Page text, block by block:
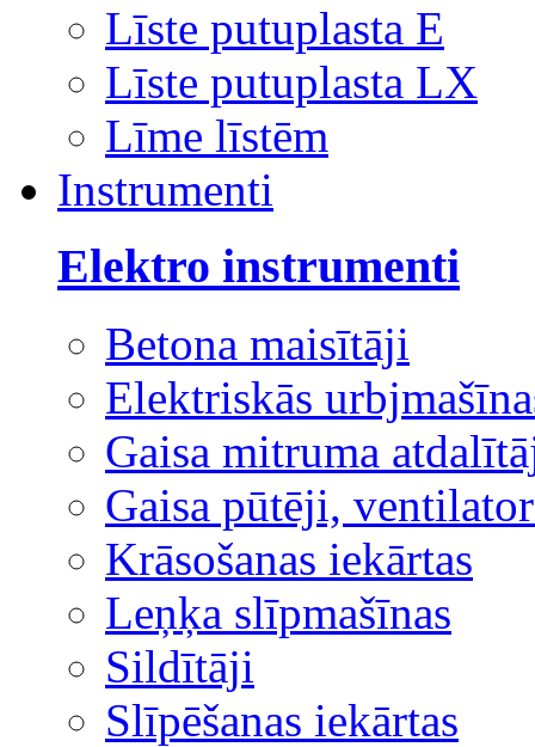
Līste putuplasta E
Līste putuplasta LX
Līme līstēm
Instrumenti
Elektro instrumenti
Betona maisītāji
Elektriskās
Gaisa mitruma
Gaisa pūtēji,
Krāsošanas iekārtas
Leņķa slīpmašīnas
Sildītāji
Slīpēšanas iekārtas